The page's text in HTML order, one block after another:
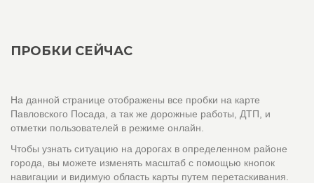
ПРОБКИ СЕЙЧАС
На данной странице отображены все пробки на карте
Павловского Посада, а так же дорожные работы, ДТП, и
отметки пользователей в режиме онлайн.
Чтобы узнать ситуацию на дорогах в определенном районе
города, вы можете изменять масштаб с помощью кнопок
навигации и видимую область карты путем перетаскивания.